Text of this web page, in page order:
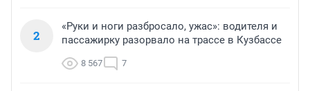
2
«Руки и ноги разбросало, ужас»: водителя и
пассажирку разорвало на трассе в Кузбассе
8 567 7